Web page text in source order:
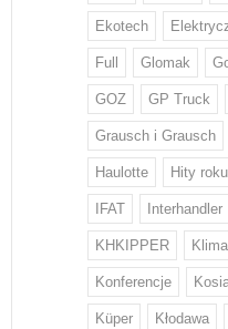
Ekotech
Full Glomak
GOZ GP Truck
Grausch i Grausch
Haulotte Hity roku
IFAT Interhandler
KHKIPPER
Konferencje
Küper Kłodawa